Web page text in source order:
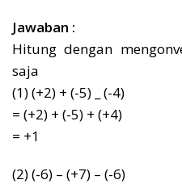
Jawaban :
Hitung dengan
saja
(1) (+2) + (-5) _ (-4)
= (+2) + (-5) + (+4)
= +1
(2) (-6) – (+7) – (-6)